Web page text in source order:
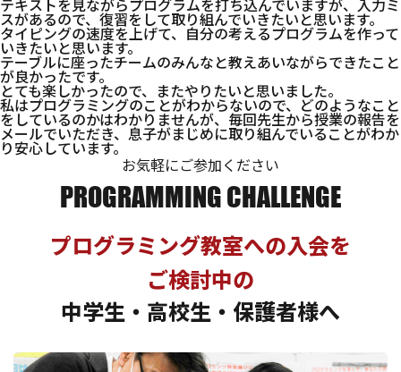
テキストを見ながらプログラムを打ち込んでいますが、入力ミ
スがあるので、復習をして取り組んでいきたいと思います。
タイピングの速度を上げて、自分の考えるプログラムを作って
いきたいと思います。
テーブルに座ったチームのみんなと教えあいながらできたこと
が良かったです。
とても楽しかったので、またやりたいと思いました。
私はプログラミングのことがわからないので、どのようなこと
をしているのかはわかりませんが、毎回先生から授業の報告を
メールでいただき、息子がまじめに取り組んでいることがわか
り安心しています。
お気軽にご参加ください
PROGRAMMING CHALLENGE
プログラミング教室への入会を
ご検討中の
中学生・高校生・保護者様へ